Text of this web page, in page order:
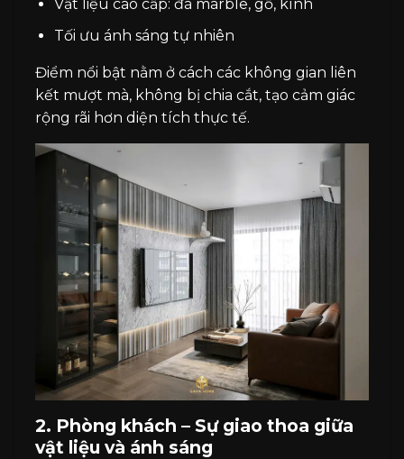
Vật liệu cao cấp: đá marble, gỗ, kính
Tối ưu ánh sáng tự nhiên
Điểm nổi bật nằm ở cách các không gian liên
kết mượt mà, không bị chia cắt, tạo cảm giác
rộng rãi hơn diện tích thực tế.
2. Phòng khách – Sự giao thoa giữa
vật liệu và ánh sáng